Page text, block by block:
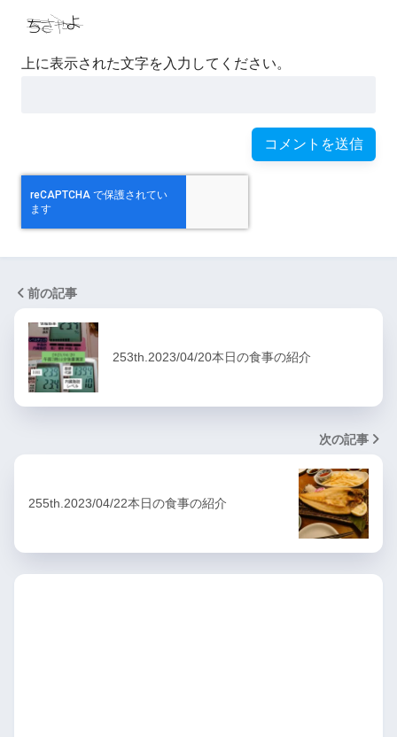
上に表示された文字を入力してください。
前の記事
253th.2023/04/20本日の食事の紹介
次の記事
255th.2023/04/22本日の食事の紹介